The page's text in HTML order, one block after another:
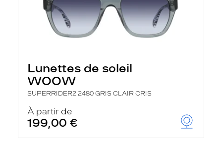
Lunettes de soleil
WOOW
SUPERRIDER2 2480 GRIS CLAIR CRIS
À partir de
199,00 €